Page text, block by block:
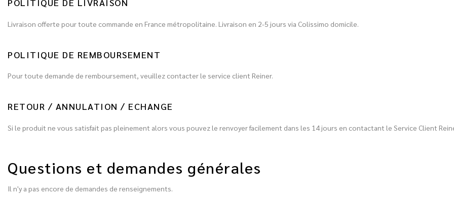
POLITIQUE DE LIVRAISON
Livraison offerte pour toute commande en France métropolitaine. Livraison en 2-5 jours via Colissimo domicile.
POLITIQUE DE REMBOURSEMENT
Pour toute demande de remboursement, veuillez contacter le service client Reiner.
RETOUR / ANNULATION / ECHANGE
Si le produit ne vous satisfait pas pleinement alors vous pouvez le renvoyer facilement dans les 14 jours en contactant le Service Client
Questions et demandes générales
Il n'y a pas encore de demandes de renseignements.